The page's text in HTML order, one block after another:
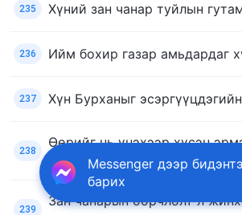
235 Хүний зан чанар туйлын
236 Ийм бохир газар амьдардаг
237 Хүн Бурханыг
238
Өөрийг нь үнэхээр хүсэн
хүмүүсийг Бурхан орхихгүй
239
Зан чанарын өөрчлөлт л
Messenger дээр
барих